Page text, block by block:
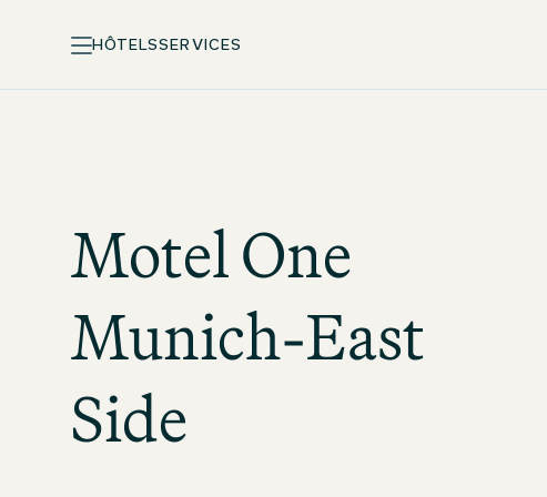
HÔTELSSERVICES
Motel One
Munich-East
Side